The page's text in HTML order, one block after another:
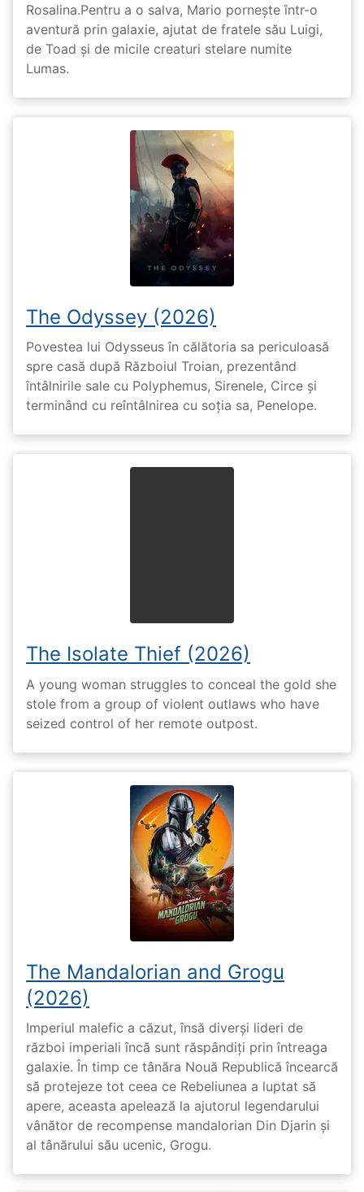
Rosalina.Pentru a o salva, Mario pornește într-o
aventură prin galaxie, ajutat de fratele său Luigi,
de Toad și de micile creaturi stelare numite
Lumas.
The Odyssey (2026)
Povestea lui Odysseus în călătoria sa periculoasă
spre casă după Războiul Troian, prezentând
întâlnirile sale cu Polyphemus, Sirenele, Circe și
terminând cu reîntâlnirea cu soția sa, Penelope.
The Isolate Thief (2026)
A young woman struggles to conceal the gold she
stole from a group of violent outlaws who have
seized control of her remote outpost.
The Mandalorian and Grogu
(2026)
Imperiul malefic a căzut, însă diverși lideri de
război imperiali încă sunt răspândiți prin întreaga
galaxie. În timp ce tânăra Nouă Republică încearcă
să protejeze tot ceea ce Rebeliunea a luptat să
apere, aceasta apelează la ajutorul legendarului
vânător de recompense mandalorian Din Djarin și
al tânărului său ucenic, Grogu.